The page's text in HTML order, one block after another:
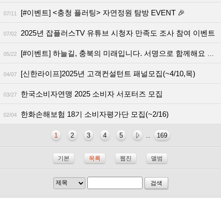
07/11 [#이벤트] <충청 플러팅> 자연정원 탐방 EVENT 🎉
07/02 2025년 잡플러스TV 유튜브 시청자 만족도 조사 참여 이벤트
05/22 [#이벤트] 하늘길, 충북의 미래입니다. 서명으로 함께해요 EVENT ✈
04/07 [신한라이프]2025년 고객컨설턴트 패널모집(~4/10,목)
03/27 한국소비자연맹 2025 소비자 서포터즈 모집
02/04 한화손해보험 18기 소비자평가단 모집(~2/16)
1 2 3 4 5 ... 169
기본 목록 웹진 앨범
검색